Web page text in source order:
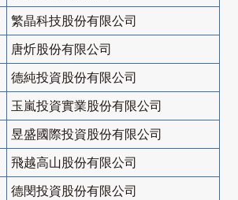
繁晶科技股份有限公司
唐炘股份有限公司
德純投資股份有限公司
玉嵐投資實業股份有限公司
昱盛國際投資股份有限公司
飛越高山股份有限公司
德閔投資股份有限公司